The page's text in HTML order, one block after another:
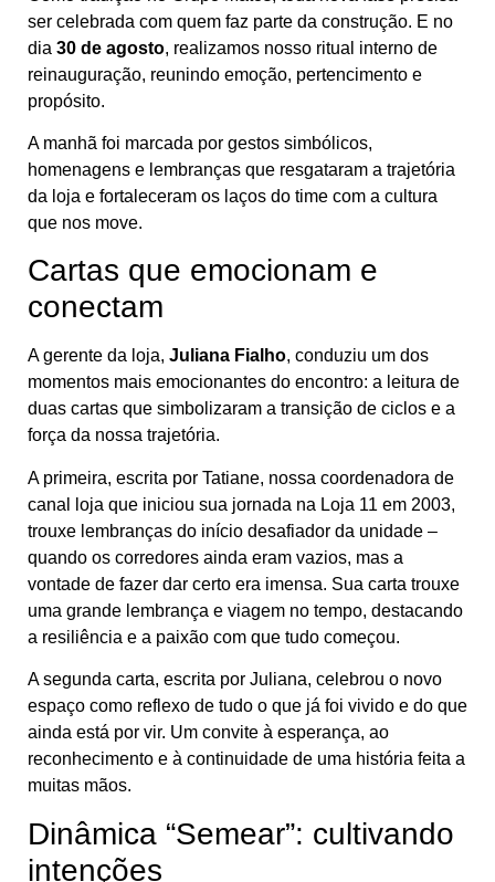
ser celebrada com quem faz parte da construção. E no
dia 30 de agosto, realizamos nosso ritual interno de
reinauguração, reunindo emoção, pertencimento e
propósito.
A manhã foi marcada por gestos simbólicos,
homenagens e lembranças que resgataram a trajetória
da loja e fortaleceram os laços do time com a cultura
que nos move.
Cartas que emocionam e
conectam
A gerente da loja, Juliana Fialho, conduziu um dos
momentos mais emocionantes do encontro: a leitura de
duas cartas que simbolizaram a transição de ciclos e a
força da nossa trajetória.
A primeira, escrita por Tatiane, nossa coordenadora de
canal loja que iniciou sua jornada na Loja 11 em 2003,
trouxe lembranças do início desafiador da unidade –
quando os corredores ainda eram vazios, mas a
vontade de fazer dar certo era imensa. Sua carta trouxe
uma grande lembrança e viagem no tempo, destacando
a resiliência e a paixão com que tudo começou.
A segunda carta, escrita por Juliana, celebrou o novo
espaço como reflexo de tudo o que já foi vivido e do que
ainda está por vir. Um convite à esperança, ao
reconhecimento e à continuidade de uma história feita a
muitas mãos.
Dinâmica “Semear”: cultivando
intenções